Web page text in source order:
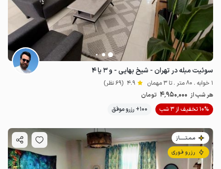
سوئیت مبله در تهران - شیخ بهایی - و ۳ یا ۴
1 خوابه . 80 متر . تا 3 مهمان 4.9 (69 نظر)
هر شب از 4٬950٬000 تومان
10% تخفیف از 3 شب
100+ رزرو موفق
مـمـتــــــاز
رزرو فوری